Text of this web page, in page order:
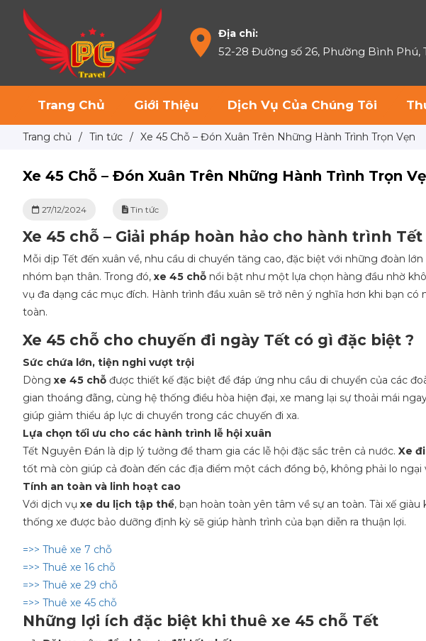
Địa chỉ:
52-28 Đường số 26, Phường Bình Phú,
Trang Chủ Giới Thiệu Dịch Vụ Của Chúng Tôi
Trang chủ / Tin tức / Xe 45 Chỗ – Đón Xuân Trên Những Hành Trình Trọn Vẹn
Xe 45 Chỗ – Đón Xuân Trên Những Hành Trình Trọn
27/12/2024 Tin tức
Xe 45 chỗ – Giải pháp hoàn hảo cho hành trình
Mỗi dịp Tết đến xuân về, nhu cầu di chuyển tăng cao, đặc biệt với những đoàn
nhóm bạn thân. Trong đó, xe 45 chỗ nổi bật như một lựa chọn hàng đầu nhờ
vụ đa dạng các mục đích. Hành trình đầu xuân sẽ trở nên ý nghĩa hơn khi bạn
toàn.
Xe 45 chỗ cho chuyến đi ngày Tết có gì đặc biệt ?
Sức chứa lớn, tiện nghi vượt trội
Dòng xe 45 chỗ được thiết kế đặc biệt để đáp ứng nhu cầu di chuyển của các
gian thoáng đãng, cùng hệ thống điều hòa hiện đại, xe mang lại sự thoải mái
giúp giảm thiểu áp lực di chuyển trong các chuyến đi xa.
Lựa chọn tối ưu cho các hành trình lễ hội xuân
Tết Nguyên Đán là dịp lý tưởng để tham gia các lễ hội đặc sắc trên cả nước. Xe
tốt mà còn giúp cả đoàn đến các địa điểm một cách đồng bộ, không phải lo
Tính an toàn và linh hoạt cao
Với dịch vụ xe du lịch tập thể, bạn hoàn toàn yên tâm về sự an toàn. Tài xế
thống xe được bảo dưỡng định kỳ sẽ giúp hành trình của bạn diễn ra thuận lợi.
=>> Thuê xe 7 chỗ
=>> Thuê xe 16 chỗ
=>> Thuê xe 29 chỗ
=>> Thuê xe 45 chỗ
Những lợi ích đặc biệt khi thuê xe 45 chỗ Tết